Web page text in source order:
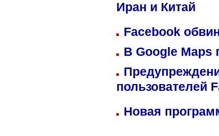
Иран и Китай
Facebook
В Google Maps
пользователей
Новая